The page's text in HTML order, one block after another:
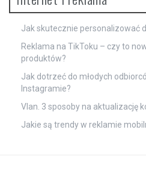
Jak skutecznie personalizować
Reklama na TikToku – czy to
produktów?
Jak dotrzeć do młodych
Instagramie?
Vlan. 3 sposoby na aktualizację
Jakie są trendy w reklamie